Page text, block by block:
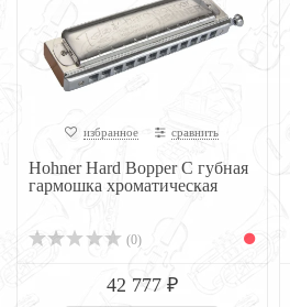
избранное сравнить
Hohner Hard Bopper C губная
гармошка хроматическая
(0)
42 777 ₽